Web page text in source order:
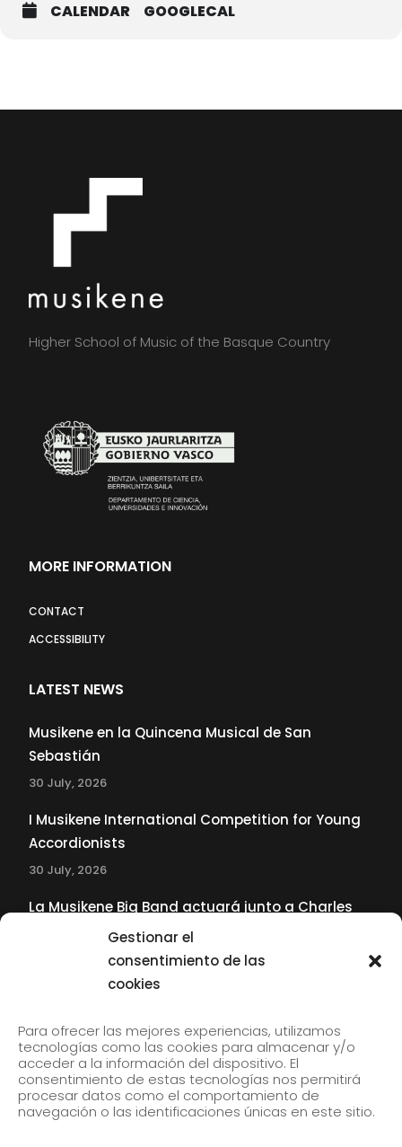
Gestionar el
consentimiento de las
cookies
Para ofrecer las mejores experiencias, utilizamos
tecnologías como las cookies para almacenar y/o
acceder a la información del dispositivo. El
consentimiento de estas tecnologías nos permitirá
procesar datos como el comportamiento de
navegación o las identificaciones únicas en este sitio.
NUEVOS TALENTOS EN LA MÚSICA DE JAZZ
CALENDAR GOOGLECAL
Higher School of Music of the Basque Country
MORE INFORMATION
CONTACT
ACCESSIBILITY
LATEST NEWS
Musikene en la Quincena Musical de San
Sebastián
30 July, 2026
I Musikene International Competition for Young
Accordionists
30 July, 2026
La Musikene Big Band actuará junto a Charles
Tolliver en el 61 Jazzaldia
Subscribe to our newsletter to receive our news by
email.